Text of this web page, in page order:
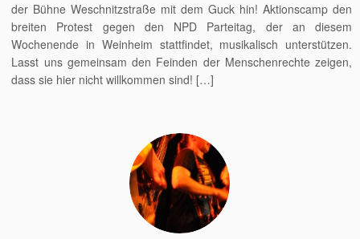
der Bühne Weschnitzstraße mit dem Guck hin! Aktionscamp den
breiten Protest gegen den NPD Parteitag, der an diesem
Wochenende in Weinheim stattfindet, musikalisch unterstützen.
Lasst uns gemeinsam den Feinden der Menschenrechte zeigen,
dass sie hier nicht willkommen sind! […]